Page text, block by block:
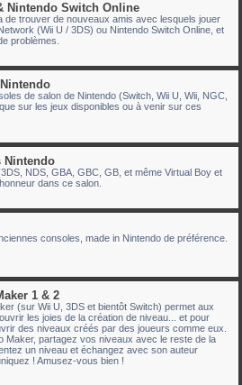
Nintendo Switch Online
de trouver de nouveaux amis avec lesquels jouer
(Wii U / 3DS) ou Nintendo Switch Online, et
problèmes.
de salon de Nintendo (Switch, Wii U, Wii, NGC,
sur les jeux disponibles ou à venir sur ces
Nintendo
NDS, GBA, GBC, GB, et même Virtual Boy et
dans ce salon.
consoles, made in Nintendo de préférence.
1 & 2
(sur Wii U, 3DS et bientôt Switch) permet aux
les joies de la création de niveau... et pour
des niveaux créés par des joueurs comme eux.
Maker, partagez vos niveaux avec le reste de la
un niveau et échangez avec son auteur
! Amusez-vous bien !